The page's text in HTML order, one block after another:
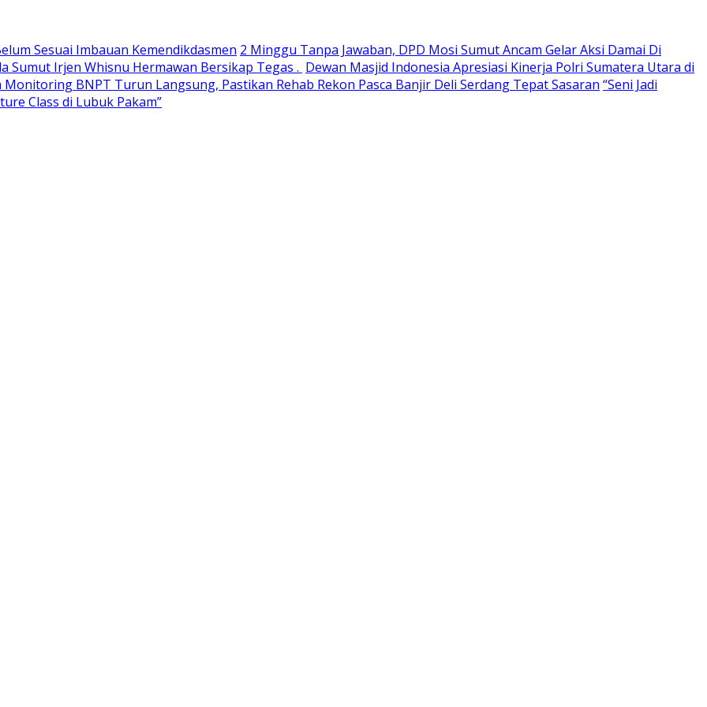
Sesuai Imbauan Kemendikdasmen 2 Minggu Tanpa Jawaban, DPD Mosi Sumut Ancam Gelar Aksi Damai Di
Irjen Whisnu Hermawan Bersikap Tegas . Dewan Masjid Indonesia Apresiasi Kinerja Polri Sumatera Utara di
Monitoring BNPT Turun Langsung, Pastikan Rehab Rekon Pasca Banjir Deli Serdang Tepat Sasaran “Seni Jadi
Class di Lubuk Pakam”